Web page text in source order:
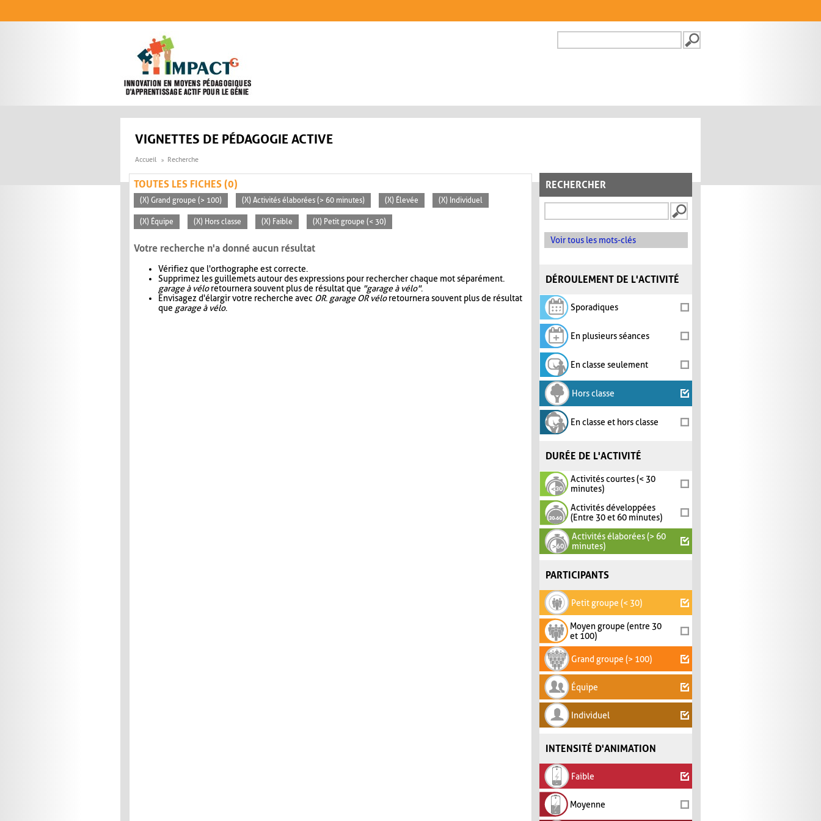
FORMULAIRE DE
VIGNETTES DE PÉDAGOGIE ACTIVE
Accueil Recherche
RECHERCHER
Voir tous les mots-clés
DÉROULEMENT DE L'ACTIVITÉ
Sporadiques
En plusieurs séances
En classe seulement
Hors classe
En classe et hors classe
DURÉE DE L'ACTIVITÉ
Activités courtes (< 30
minutes)
Activités développées
(Entre 30 et 60 minutes)
Activités élaborées (> 60
minutes)
PARTICIPANTS
Petit groupe (< 30)
Moyen groupe (entre 30
et 100)
Grand groupe (> 100)
Équipe
Individuel
INTENSITÉ D'ANIMATION
Faible
Moyenne
TOUTES LES FICHES (0)
(X) Grand groupe (> 100) (X) Activités élaborées (> 60 minutes) (X) Élevée (X) Individuel
(X) Équipe (X) Hors classe (X) Faible (X) Petit groupe (< 30)
Votre recherche n'a donné aucun résultat
Vérifiez que l'orthographe est correcte.
Supprimez les guillemets autour des expressions pour rechercher chaque mot séparément.
garage à véloretournera souvent plus de résultat que "garage à vélo".
Envisagez d'élargir votre recherche avec OR. garage OR véloretournera souvent plus de résultat
que garage à vélo.